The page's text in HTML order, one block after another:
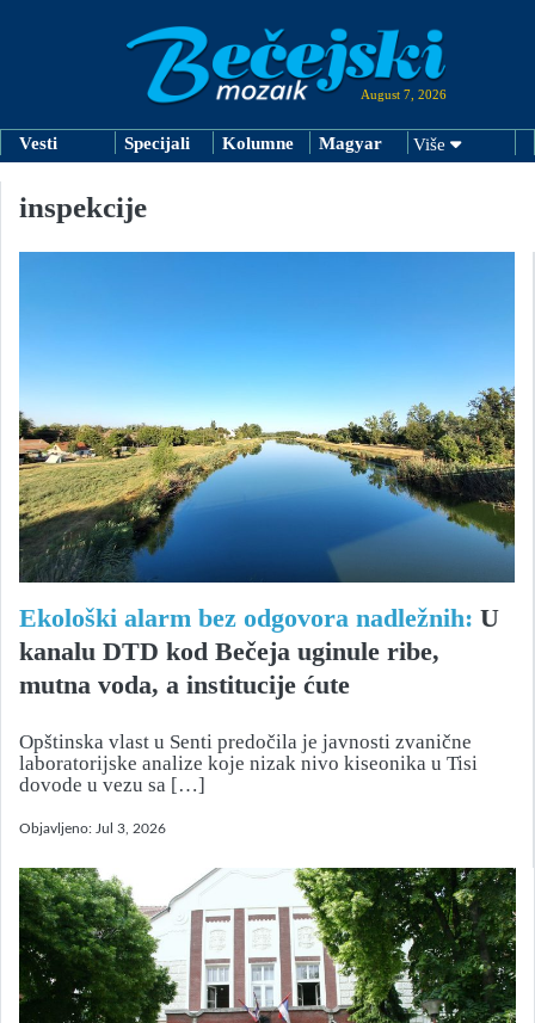
August 7, 2026
Vesti Specijali Kolumne Magyar Više
inspekcije
Ekološki alarm bez odgovora nadležnih: U
kanalu DTD kod Bečeja uginule ribe,
mutna voda, a institucije ćute
Opštinska vlast u Senti predočila je javnosti zvanične
laboratorijske analize koje nizak nivo kiseonika u Tisi
dovode u vezu sa […]
Objavljeno: Jul 3, 2026